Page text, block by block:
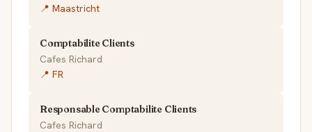
📍 Maastricht
Comptabilite Clients
Cafes Richard
📍 FR
Responsable Comptabilite Clients
Cafes Richard